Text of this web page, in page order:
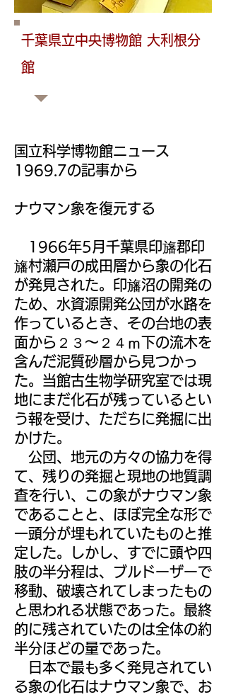
千葉県立中央博物館 大利根分
館
国立科学博物館ニュース
1969.7の記事から
ナウマン象を復元する
1966年5月千葉県印旛郡印
旛村瀬戸の成田層から象の化石
が発見された。印旛沼の開発の
ため、水資源開発公団が水路を
作っているとき、その台地の表
面から２３～２４ｍ下の流木を
含んだ泥質砂層から見つかっ
た。当館古生物学研究室では現
地にまだ化石が残っているとい
う報を受け、ただちに発掘に出
かけた。
公団、地元の方々の協力を得
て、残りの発掘と現地の地質調
査を行い、この象がナウマン象
であることと、ほぼ完全な形で
一頭分が埋もれていたものと推
定した。しかし、すでに頭や四
肢の半分程は、ブルドーザーで
移動、破壊されてしまったもの
と思われる状態であった。最終
的に残されていたのは全体の約
半分ほどの量であった。
日本で最も多く発見されてい
る象の化石はナウマン象で、お